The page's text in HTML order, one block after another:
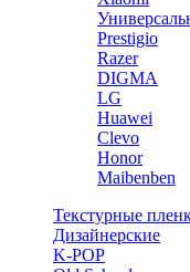
Prestigio
Razer
DIGMA
LG
Huawei
Clevo
Honor
Maibenben
Текстурные
Дизайнерские
K-POP